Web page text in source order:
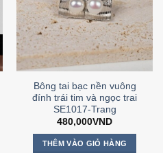
Bông tai bạc nền vuông
đính trái tim và ngọc trai
SE1017-Trang
480,000VND
THÊM VÀO GIỎ HÀNG